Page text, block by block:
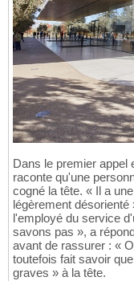
Dans le premier appel
raconte qu'une
cogné la tête. « Il a
légèrement
l'employé du service
savons pas », a
avant de rassurer : «
toutefois fait savoir
graves » à la tête.